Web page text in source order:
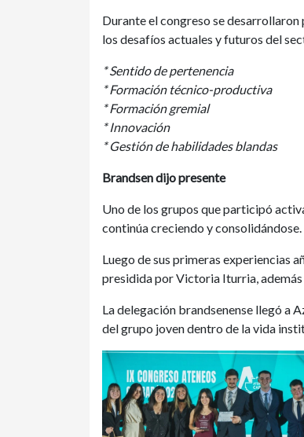
Durante el congreso se
los desafíos actuales y futuros del
* Sentido de pertenencia
* Formación técnico-productiva
* Formación gremial
* Innovación
* Gestión de habilidades blandas
Brandsen dijo presente
Uno de los grupos que participó
continúa creciendo y consolidándose.
Luego de sus primeras experiencias
presidida por Victoria Iturria,
La delegación brandsenense llegó a
del grupo joven dentro de la vida